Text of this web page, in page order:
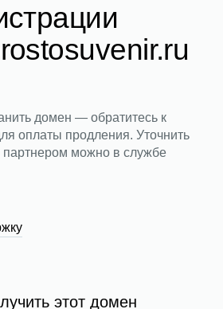
домен — обратитесь к
оплаты продления. Уточнить
партнером можно в службе
этот домен